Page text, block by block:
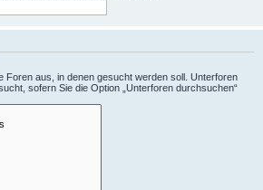
Foren aus, in denen gesucht werden soll. Unterforen
sofern Sie die Option „Unterforen durchsuchen“